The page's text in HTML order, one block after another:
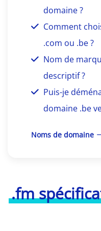
domaine ?
Comment
.com ou .be ?
Nom de
descriptif ?
Puis-je
domaine .be
Noms de domaine
.fm